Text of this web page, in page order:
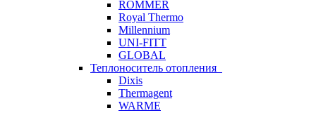
ROMMER
Royal Thermo
Millennium
UNI-FITT
GLOBAL
Теплоноситель отопления
Dixis
Thermagent
WARME